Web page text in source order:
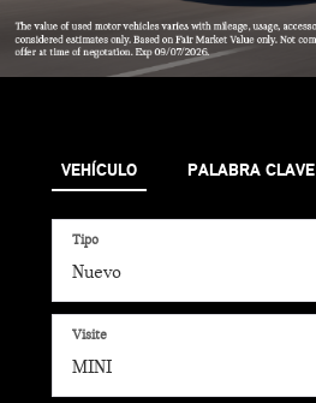
VEHÍCULO PALABRA CLAVE
Tipo
Visite